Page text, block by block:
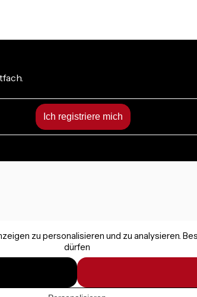
zu personalisieren und zu analysieren.
dürfen